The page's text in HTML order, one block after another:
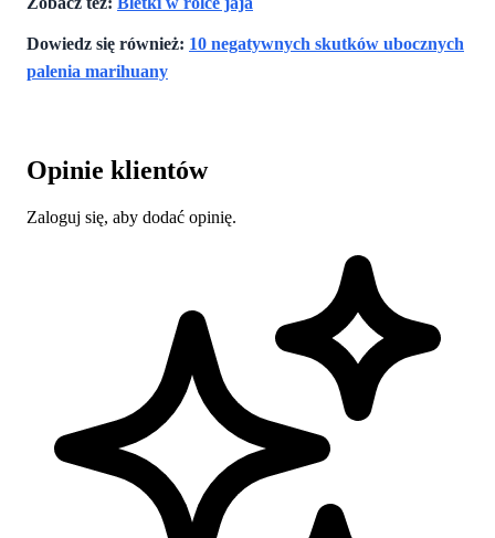
Dowiedz się również: 10 negatywnych skutków ubocznych
palenia marihuany
Opinie klientów
Zaloguj się, aby dodać opinię.